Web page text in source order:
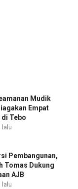
Mudik
Empat
di Tebo
lalu
Pembangunan,
Tomas Dukung
AJB
lalu